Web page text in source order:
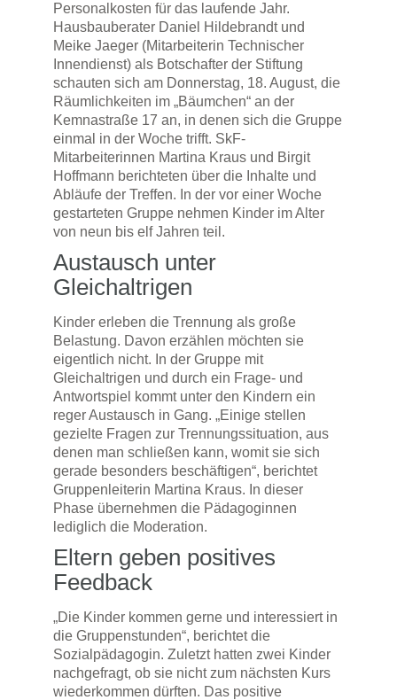
Personalkosten für das laufende Jahr.
Hausbauberater Daniel Hildebrandt und
Meike Jaeger (Mitarbeiterin Technischer
Innendienst) als Botschafter der Stiftung
schauten sich am Donnerstag, 18. August, die
Räumlichkeiten im „Bäumchen“ an der
Kemnastraße 17 an, in denen sich die Gruppe
einmal in der Woche trifft. SkF-
Mitarbeiterinnen Martina Kraus und Birgit
Hoffmann berichteten über die Inhalte und
Abläufe der Treffen. In der vor einer Woche
gestarteten Gruppe nehmen Kinder im Alter
von neun bis elf Jahren teil.
Austausch unter
Gleichaltrigen
Kinder erleben die Trennung als große
Belastung. Davon erzählen möchten sie
eigentlich nicht. In der Gruppe mit
Gleichaltrigen und durch ein Frage- und
Antwortspiel kommt unter den Kindern ein
reger Austausch in Gang. „Einige stellen
gezielte Fragen zur Trennungssituation, aus
denen man schließen kann, womit sie sich
gerade besonders beschäftigen“, berichtet
Gruppenleiterin Martina Kraus. In dieser
Phase übernehmen die Pädagoginnen
lediglich die Moderation.
Eltern geben positives
Feedback
„Die Kinder kommen gerne und interessiert in
die Gruppenstunden“, berichtet die
Sozialpädagogin. Zuletzt hatten zwei Kinder
nachgefragt, ob sie nicht zum nächsten Kurs
wiederkommen dürften. Das positive